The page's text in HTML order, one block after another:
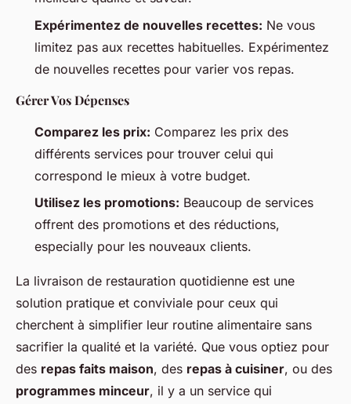
Expérimentez de nouvelles recettes: Ne vous
limitez pas aux recettes habituelles. Expérimentez
de nouvelles recettes pour varier vos repas.
Gérer Vos Dépenses
Comparez les prix: Comparez les prix des
différents services pour trouver celui qui
correspond le mieux à votre budget.
Utilisez les promotions: Beaucoup de services
offrent des promotions et des réductions,
especially pour les nouveaux clients.
La livraison de restauration quotidienne est une
solution pratique et conviviale pour ceux qui
cherchent à simplifier leur routine alimentaire sans
sacrifier la qualité et la variété. Que vous optiez pour
des repas faits maison, des repas à cuisiner, ou des
programmes minceur, il y a un service qui